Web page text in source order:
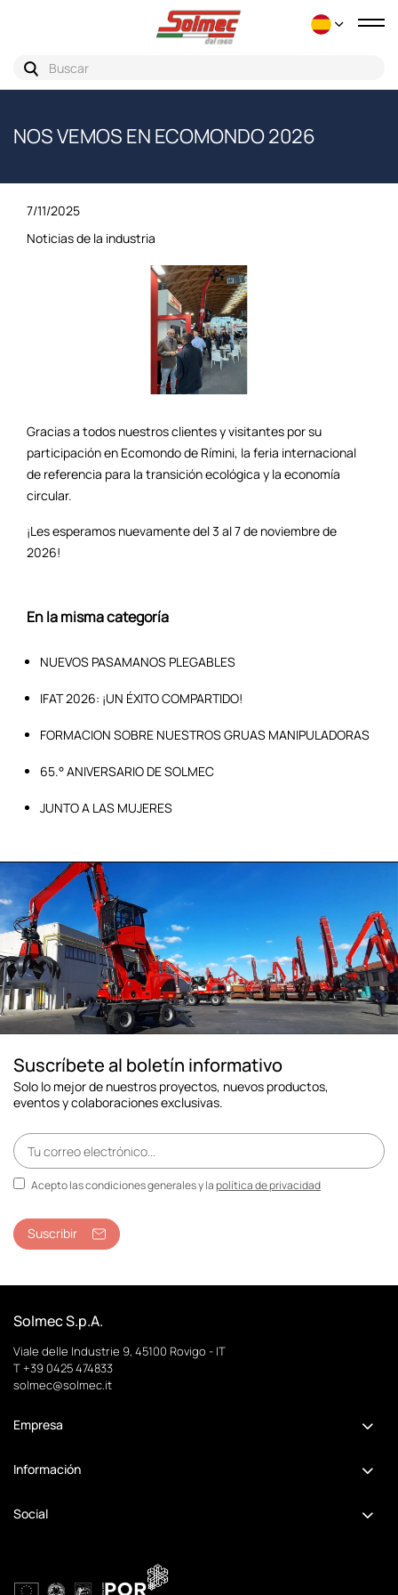
NOS VEMOS EN ECOMONDO 2026
7/11/2025
Noticias de la industria
Gracias a todos nuestros clientes y visitantes por su
participación en Ecomondo de Rímini, la feria internacional
de referencia para la transición ecológica y la economía
circular.
¡Les esperamos nuevamente del 3 al 7 de noviembre de
2026!
En la misma categoría
NUEVOS PASAMANOS PLEGABLES
IFAT 2026: ¡UN ÉXITO COMPARTIDO!
FORMACION SOBRE NUESTROS GRUAS MANIPULADORAS
65.° ANIVERSARIO DE SOLMEC
JUNTO A LAS MUJERES
Suscríbete al boletín informativo
Solo lo mejor de nuestros proyectos, nuevos productos,
eventos y colaboraciones exclusivas.
Acepto las condiciones generales y lapolítica de privacidad
Suscribir
Solmec S.p.A.
Viale delle Industrie 9, 45100 Rovigo - IT
T +39 0425 474833
solmec@solmec.it
Empresa
Información
Social